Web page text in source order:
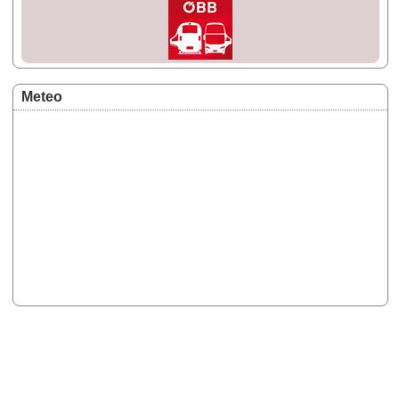
Meteo